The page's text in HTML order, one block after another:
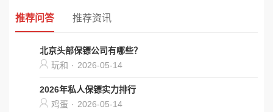
推荐问答 推荐资讯
北京头部保镖公司有哪些？
玩和 · 2026-05-14
2026年私人保镖实力排行
鸡蛋 · 2026-05-14